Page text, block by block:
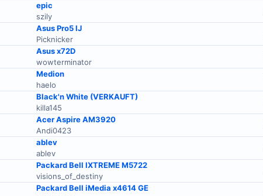
epic
szily
Asus Pro5 IJ
Picknicker
Asus x72D
wowterminator
Medion
haelo
Black'n White (VERKAUFT)
killa145
Acer Aspire AM3920
Andi0423
ablev
ablev
Packard Bell IXTREME M5722
visions_of_destiny
Packard Bell iMedia x4614 GE